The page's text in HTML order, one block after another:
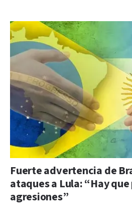
Fuerte advertencia de
ataques a Lula: “Hay
agresiones”